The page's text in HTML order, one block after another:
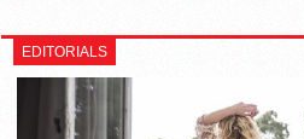
EDITORIALS